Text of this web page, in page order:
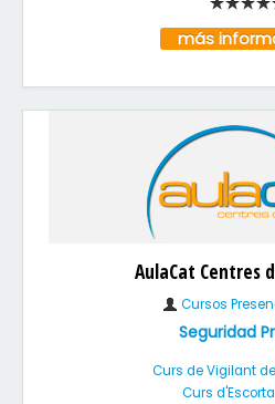
más
AulaCat Centres
Cursos
Seguridad
Curs de Vigilant
Curs